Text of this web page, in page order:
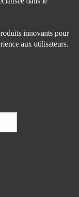
innovants pour
aux utilisateurs.